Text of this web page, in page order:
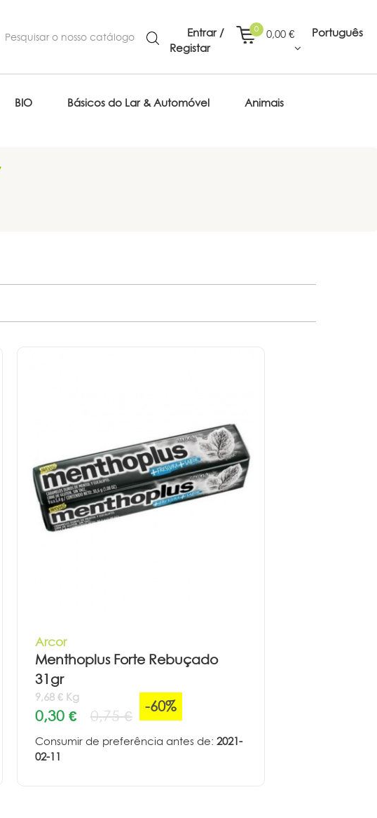
Entrar /
Registar
0,00 €
0 Português
BIO Básicos do Lar & Automóvel
Animais
Arcor
Menthoplus Forte Rebuçado
31gr
9,68 € Kg
0,30 € 0,75 €
-60%
Consumir de preferência antes de: 2021-
02-11